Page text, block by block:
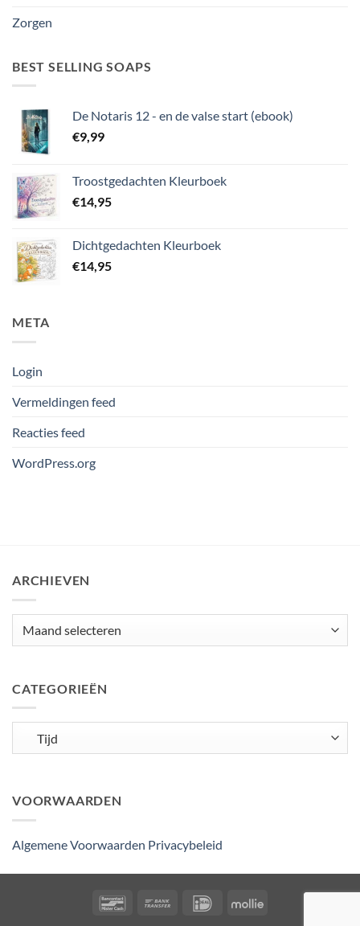
Zorgen
BEST SELLING SOAPS
De Notaris 12 - en de valse start (ebook)
€9,99
Troostgedachten Kleurboek
€14,95
Dichtgedachten Kleurboek
€14,95
META
Login
Vermeldingen feed
Reacties feed
WordPress.org
ARCHIEVEN
CATEGORIEËN
VOORWAARDEN
Algemene Voorwaarden Privacybeleid
BancontactBank
IDeal Mollie